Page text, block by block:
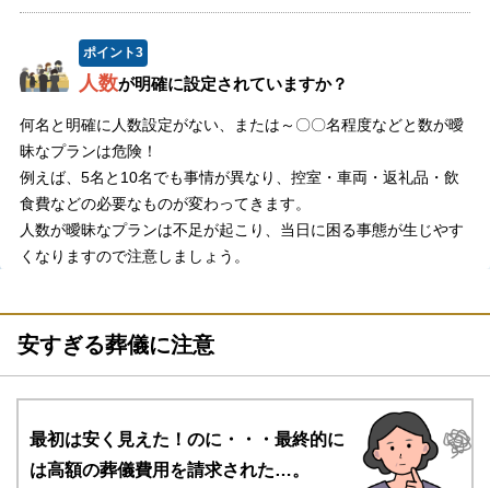
ポイント3
人数が明確に設定されていますか？
何名と明確に人数設定がない、または～〇〇名程度などと数が曖
昧なプランは危険！
例えば、5名と10名でも事情が異なり、控室・車両・返礼品・飲
食費などの必要なものが変わってきます。
人数が曖昧なプランは不足が起こり、当日に困る事態が生じやす
くなりますので注意しましょう。
安すぎる葬儀に注意
最初は安く見えた！のに・・・ 最終的に
は高額の葬儀費用を請求された…。